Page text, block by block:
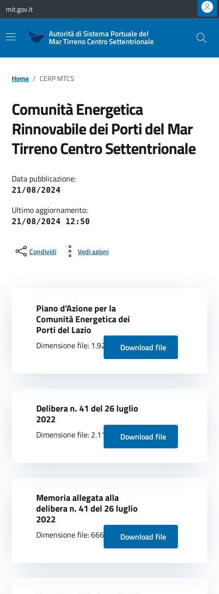
Vai ai contenuti
Vai al footer
mit.gov.it
Autorità di Sistema Portuale del
Mar Tirreno Centro Settentrionale
Home CERP MTCS
Comunità Energetica
Rinnovabile dei Porti del Mar
Tirreno Centro Settentrionale
Data pubblicazione:
21/08/2024
Ultimo aggiornamento:
21/08/2024 12:50
Condividi Vedi azioni
Piano d'Azione per la
Comunità Energetica dei
Porti del Lazio
Dimensione file: 1.92 MB Download file
Delibera n. 41 del 26 luglio
2022
Dimensione file: 2.11 MB Download file
Memoria allegata alla
delibera n. 41 del 26 luglio
2022
Dimensione file: 666.92 KBDownload file